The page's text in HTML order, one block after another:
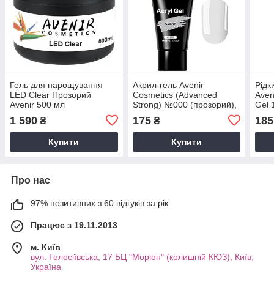
Гель для нарощування
LED Clear Прозорий
Avenir 500 мл
1 590 ₴
Купити
Акрил-гель Avenir
Cosmetics (Advanced
Strong) №000 (прозорий),
175₴
Купити
Gel
185
Про нас
97% позитивних з 60 відгуків за рік
Працює з 19.11.2013
м. Київ
вул. Голосіївська, 17 БЦ "Моріон" (колишній КЮЗ), Київ,
Україна